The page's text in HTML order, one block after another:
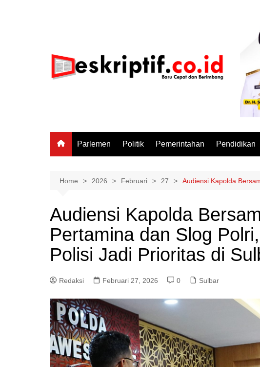
Parlemen Politik Pemerintahan Pendidikan
Home 2026 Februari 27 Audiensi Kapolda
Audiensi Kapolda
Pertamina dan Slog
Polisi Jadi Prioritas di
Redaksi Februari 27, 2026 0 Sulbar